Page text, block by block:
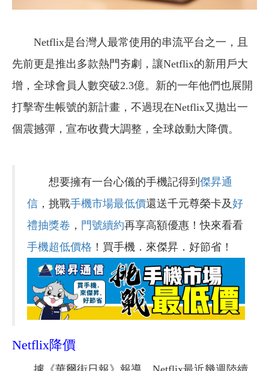
Netflix是台灣人最常使用的串流平台之一，且
先前更是推出多款熱門夯劇，讓Netflix的新用戶大
增，全球會員人數突破2.3億。新的一年他們也展開
打擊寄生帳號的新計畫，不過現在Netflix又拋出一
個震撼彈，宣布收費大調整，全球啟動大降價。
想要擁有一台心儀的手機記得到 傑昇通
信 ，挑戰手機市場最低價還送千元尊榮卡及好
禮抽獎卷 ， 門號續約再享高額優惠！快來看看
手機超低價格 ！買手機．來傑昇．好節省！
Netflix降價